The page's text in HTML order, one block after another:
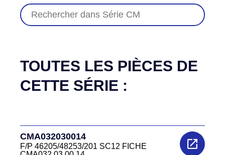
TOUTES LES PIÈCES DE
CETTE SÉRIE :
CMA032030014
F/P 46205/48253/201 SC12 FICHE